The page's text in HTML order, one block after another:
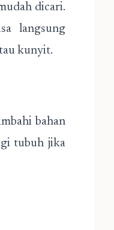
dicari.
langsung
kunyit.
bahan
tubuh jika